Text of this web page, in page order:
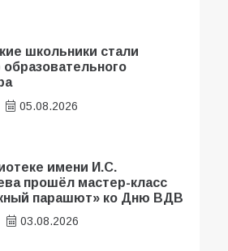
школьники стали
05.08.2026
имени И.С.
прошёл мастер-класс
парашют» ко Дню ВДВ
03.08.2026